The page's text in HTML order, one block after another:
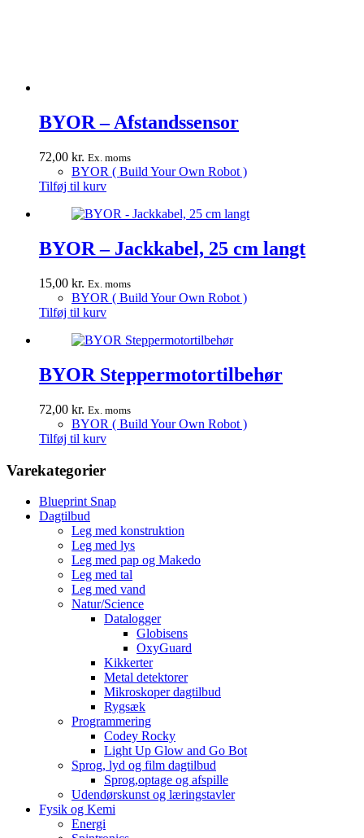
BYOR – Afstandssensor
72,00 kr. Ex. moms
BYOR ( Build Your Own Robot )
Tilføj til kurv
BYOR – Jackkabel, 25 cm langt
15,00 kr. Ex. moms
BYOR ( Build Your Own Robot )
Tilføj til kurv
BYOR Steppermotortilbehør
72,00 kr. Ex. moms
BYOR ( Build Your Own Robot )
Tilføj til kurv
Varekategorier
Blueprint Snap
Dagtilbud
Leg med konstruktion
Leg med lys
Leg med pap og Makedo
Leg med tal
Leg med vand
Natur/Science
Datalogger
Globisens
OxyGuard
Kikkerter
Metal detektorer
Mikroskoper dagtilbud
Rygsæk
Programmering
Codey Rocky
Light Up Glow and Go Bot
Sprog, lyd og film dagtilbud
Sprog,optage og afspille
Udendørskunst og læringstavler
Fysik og Kemi
Energi